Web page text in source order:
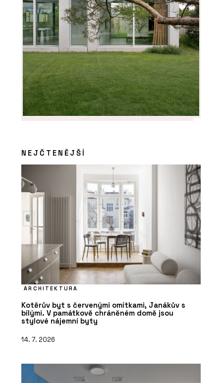
NEJČTENĚJŠÍ
ARCHITEKTURA
Kotěrův byt s červenými omítkami, Janákův s
bílými. V památkově chráněném domě jsou
stylové nájemní byty
14. 7. 2026